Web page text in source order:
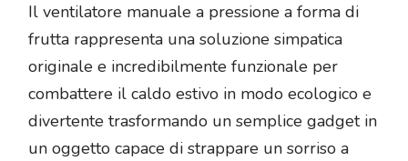
Il ventilatore manuale a pressione a forma di
frutta rappresenta una soluzione simpatica
originale e incredibilmente funzionale per
combattere il caldo estivo in modo ecologico e
divertente trasformando un semplice gadget in
un oggetto capace di strappare un sorriso a